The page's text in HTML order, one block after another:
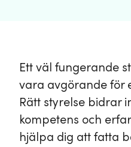
Ett väl fungerande
vara avgörande för
Rätt styrelse bidrar
kompetens och
hjälpa dig att fatta